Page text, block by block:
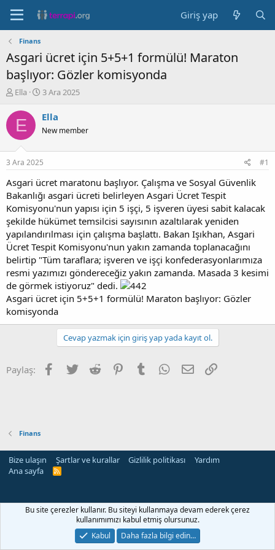
Giriş yap
Finans
Asgari ücret için 5+5+1 formülü! Maraton
başlıyor: Gözler komisyonda
K
n
b
u
u
b
a
ş
l
a
t
a
n
Ella
B
ş
a
g
ı
ç
a
r
i
h
i
3 Ara 2025
E Ella
New member
3 Ara 2025 #1
Asgari ücret maratonu başlıyor. Çalışma ve Sosyal Güvenlik
Bakanlığı asgari ücreti belirleyen Asgari Ücret Tespit
Komisyonu'nun yapısı için 5 işçi, 5 işveren üyesi sabit kalacak
şekilde hükümet temsilcisi sayısının azaltılarak yeniden
yapılandırılması için çalışma başlattı. Bakan Işıkhan, Asgari
Ücret Tespit Komisyonu'nun yakın zamanda toplanacağını
belirtip "Tüm taraflara; işveren ve işçi konfederasyonlarımıza
resmi yazımızı göndereceğiz yakın zamanda. Masada 3 kesimi
de görmek istiyoruz" dedi.
Asgari ücret için 5+5+1 formülü! Maraton başlıyor: Gözler
komisyonda
Cevap yazmak için giriş yap yada kayıt ol.
Paylaş: Facebook
Twitter Reddit PinterestTumblr WhatsApp
E-posta
Finans
Bize ulaşın Şartlar ve kurallar Gizlilik politikası
Yardım
Ana sayfa
R
Bu site çerezler kullanır. Bu siteyi kullanmaya devam ederek çerez
kullanımımızı kabul etmiş olursunuz.
Kabul
Daha fazla bilgi edin…